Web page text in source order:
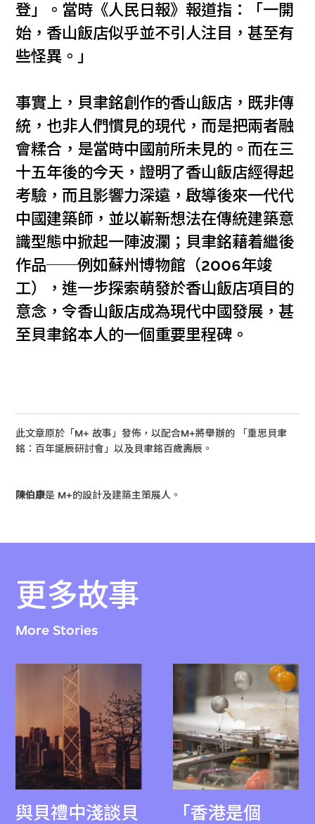
登」。當時《人民日報》報道指：「一開
始，香山飯店似乎並不引人注目，甚至有
些怪異。」
事實上，貝聿銘創作的香山飯店，既非傳
統，也非人們慣見的現代，而是把兩者融
會糅合，是當時中國前所未見的。而在三
十五年後的今天，證明了香山飯店經得起
考驗，而且影響力深遠，啟導後來一代代
中國建築師，並以嶄新想法在傳統建築意
識型態中掀起一陣波瀾；貝聿銘藉着繼後
作品──例如蘇州博物館（2006年竣
工），進一步探索萌發於香山飯店項目的
意念，令香山飯店成為現代中國發展，甚
至貝聿銘本人的一個重要里程碑。
此文章原於「M+ 故事」發佈，以配合M+將舉辦的 「重思貝聿
銘：百年誕辰研討會」以及貝聿銘百歲壽辰。
陳伯康是 M+的設計及建築主策展人。
更多故事
More Stories
與貝禮中淺談貝
「香港是個